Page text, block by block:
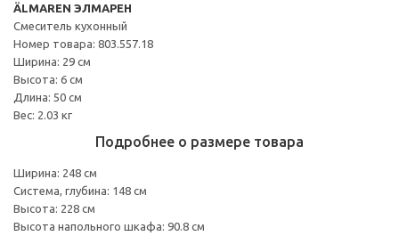
ÄLMAREN ЭЛМАРЕН
Смеситель кухонный
Номер товара: 803.557.18
Ширина: 29 см
Высота: 6 см
Длина: 50 см
Вес: 2.03 кг
Подробнее о размере товара
Ширина: 248 см
Система, глубина: 148 см
Высота: 228 см
Высота напольного шкафа: 90.8 см